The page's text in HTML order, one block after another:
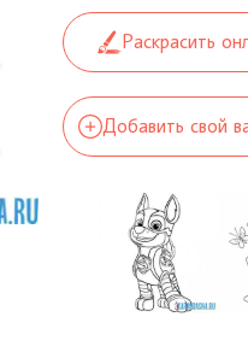
Раскрасить
Добавить свой